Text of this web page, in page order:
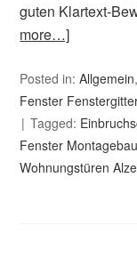
guten Klartext-
more…]
Posted in:Allgemein,
Fenster
Tagged:
Fenster
Wohnungstüren